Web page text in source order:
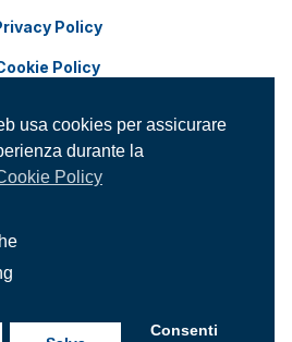
Policy
Policy
SUI SOCIAL
usa cookies per assicurare
durante la
Policy
Consenti